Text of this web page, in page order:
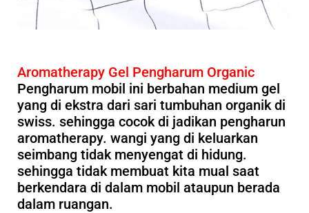
Aromatherapy Gel Pengharum Organic
Pengharum mobil ini berbahan medium gel
yang di ekstra dari sari tumbuhan organik di
swiss. sehingga cocok di jadikan pengharun
aromatherapy. wangi yang di keluarkan
seimbang tidak menyengat di hidung.
sehingga tidak membuat kita mual saat
berkendara di dalam mobil ataupun berada
dalam ruangan.